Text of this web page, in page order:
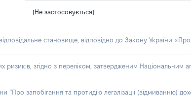
[Не застосовується]
становище, відповідно до Закону України «Про
згідно з переліком, затвердженим Національним
“Про запобігання та протидію легалізації